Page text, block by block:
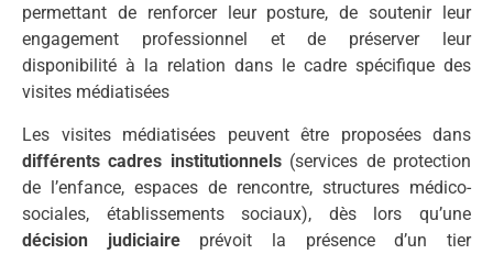
permettant de renforcer leur posture, de soutenir leur
engagement professionnel et de préserver leur
disponibilité à la relation dans le cadre spécifique des
visites médiatisées
Les visites médiatisées peuvent être proposées dans
différents cadres institutionnels(services de protection
de l’enfance, espaces de rencontre, structures médico-
sociales, établissements sociaux), dès lors qu’une
décision judiciaireprévoit la présence d’un tier